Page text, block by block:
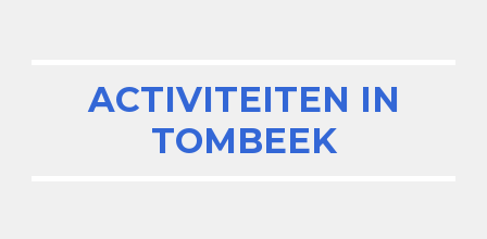
ACTIVITEITEN IN
TOMBEEK